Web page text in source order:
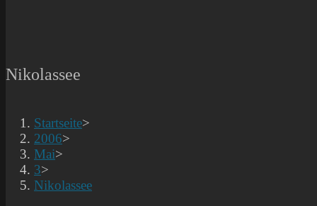
Nikolassee
Startseite>
2006>
Mai>
3>
Nikolassee